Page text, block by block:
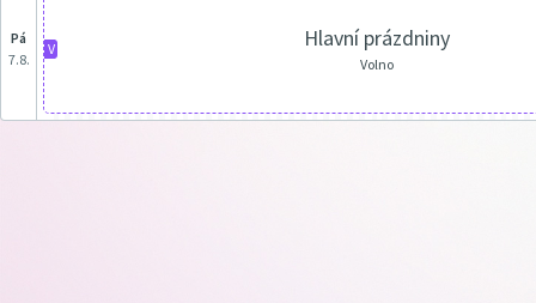
pá
7.8.
V Hlavní prázdniny
Volno